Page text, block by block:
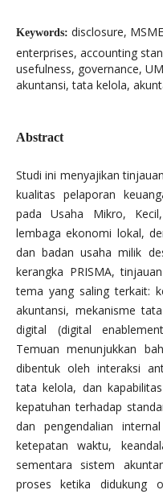
Keywords: disclosure,
enterprises, accounting
usefulness, governance,
akuntansi, tata kelola,
Abstract
Studi ini menyajikan
kualitas pelaporan
pada Usaha Mikro,
lembaga ekonomi lokal,
dan badan usaha milik
kerangka PRISMA,
tema yang saling terkait:
akuntansi, mekanisme
digital (digital
Temuan menunjukkan
dibentuk oleh interaksi
tata kelola, dan
kepatuhan terhadap
dan pengendalian
ketepatan waktu,
sementara sistem
proses ketika didukung